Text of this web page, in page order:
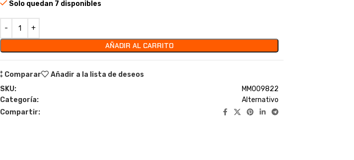
Solo quedan 7 disponibles
AÑADIR AL CARRITO
Comparar
Añadir a la lista de deseos
SKU:
MM009822
Categoría:
Alternativo
Compartir: